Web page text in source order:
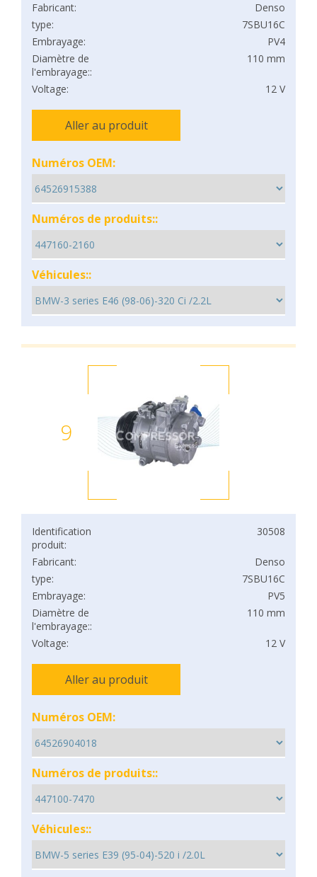
Fabricant:
Denso
type:
7SBU16C
Embrayage:
PV4
Diamètre de
l'embrayage::
110 mm
Voltage: 12 V
Aller au produit
Numéros OEM:
Numéros de produits::
Véhicules::
9
Identification
produit:
30508
Fabricant:
Denso
type:
7SBU16C
Embrayage:
PV5
Diamètre de
l'embrayage::
110 mm
Voltage: 12 V
Aller au produit
Numéros OEM:
Numéros de produits::
Véhicules::